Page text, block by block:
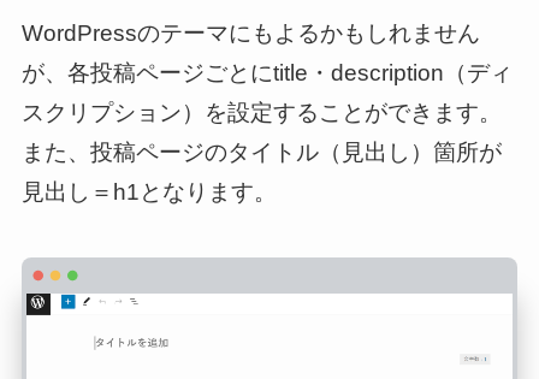
WordPressのテーマにもよるかもしれません
が、各投稿ページごとにtitle・description（ディ
スクリプション）を設定することができます。
また、投稿ページのタイトル（見出し）箇所が
見出し＝h1となります。